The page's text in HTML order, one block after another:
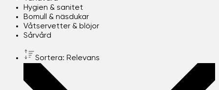
Hygien & sanitet
Bomull & näsdukar
Våtservetter & blöjor
Sårvård
Sortera: Relevans